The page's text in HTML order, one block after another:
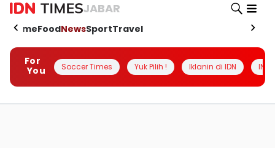
JABAR
HomeFoodNewsSportTravel
For
You
Soccer Times Yuk Pilih ! Iklanin di IDN